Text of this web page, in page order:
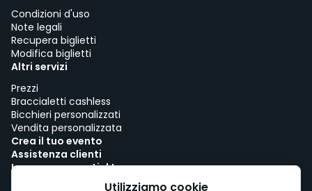
Condizioni d'uso
Note legali
Recupera biglietti
Modifica biglietti
Altri servizi
Prezzi
Braccialetti cashless
Bicchieri personalizzati
Vendita personalizzata
Crea il tuo evento
Assistenza clienti
Lavora con woutick!
Utilizziamo cookie